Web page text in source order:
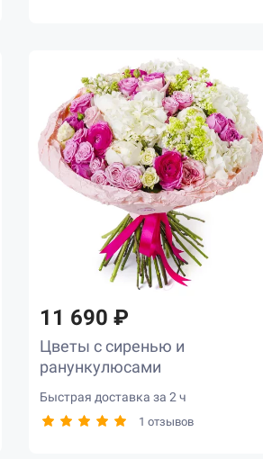
11 690 ₽
Цветы с сиренью и
ранункулюсами
Быстрая доставка за 2 ч
1 отзывов